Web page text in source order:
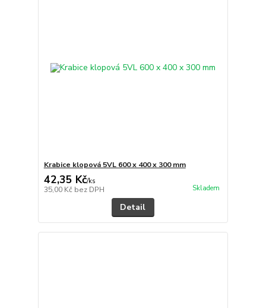
Krabice klopová 5VL 600 x 400 x 300 mm
42,35 Kč/ks
35,00 Kč bez DPH Skladem
Detail